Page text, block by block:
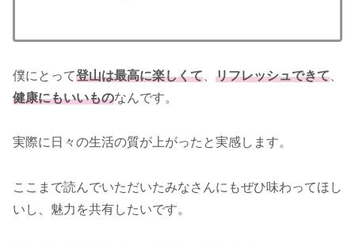
僕にとって登山は最高に楽しくて リフレッシュできて
健康にもいいものなんです。
実際に日々の生活の質が上がったと実感します。
ここまで読んでいただいたみなさんにもぜひ味わってほし
いし、魅力を共有したいです。